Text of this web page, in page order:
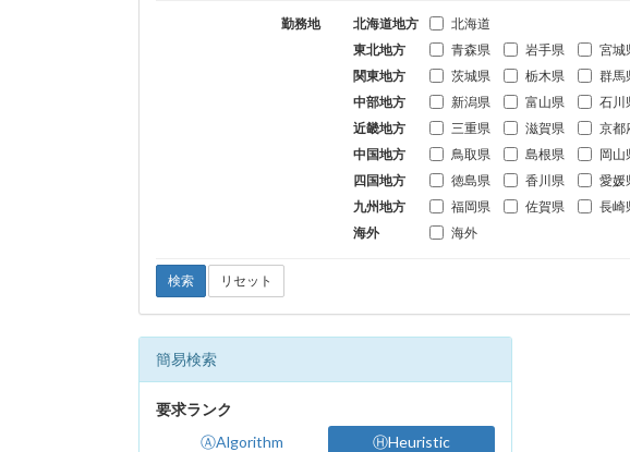
勤務地 北海道地方
北海道
東北地方
青森県 岩手県 宮城
関東地方
茨城県 栃木県 群馬
中部地方
新潟県 富山県 石川
近畿地方
三重県 滋賀県 京都
中国地方
鳥取県 島根県 岡山
四国地方
徳島県 香川県 愛媛
九州地方
福岡県 佐賀県 長崎
海外
海外
検索 リセット
簡易検索
要求ランク
ⒶAlgorithm
ⒽHeuristic